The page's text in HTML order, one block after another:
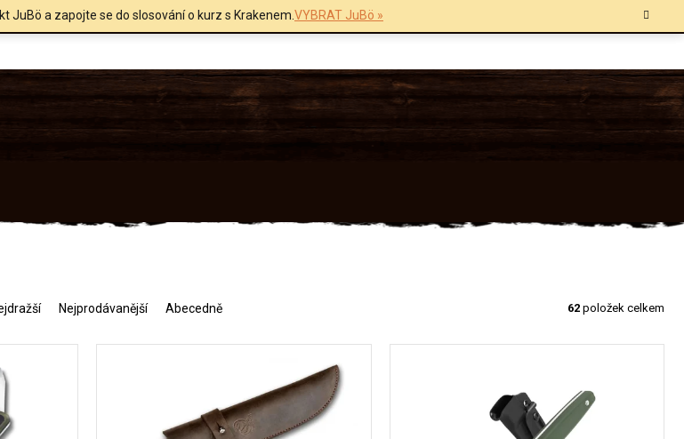
JuBö a zapojte se do slosování o kurz s Krakenem.VYBRAT JuBö »
Nejprodávanější Abecedně 62 položek celkem